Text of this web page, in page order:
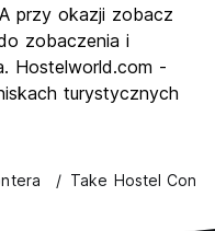
przy okazji zobacz
zobaczenia i
Hostelworld.com -
turystycznych
Take Hostel Conil